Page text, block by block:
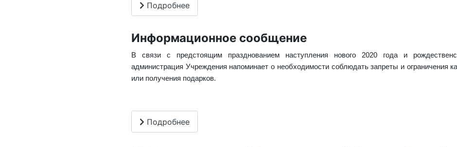
Подробнее
Информационное сообщение
В связи с предстоящим празднованием наступления нового 2020 года и
администрация Учреждения напоминает о необходимости соблюдать запреты и ограничения
или получения подарков.
Подробнее